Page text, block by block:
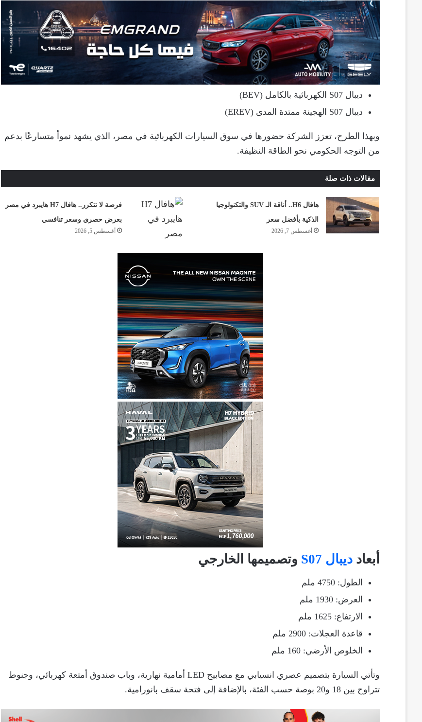
ديبال S07 الكهربائية بالكامل (BEV)
ديبال S07 الهجينة ممتدة المدى (EREV)
وبهذا الطرح، تعزز الشركة حضورها في سوق السيارات الكهربائية في مصر، الذي يشهد نمواً متسارعًا بدعم
من التوجه الحكومي نحو الطاقة النظيفة.
مقالات ذات صلة
هافال H6.. أناقة الـ SUV والتكنولوجيا
الذكية بأفضل سعر
أغسطس 7, 2026
فرصة لا تتكرر.. هافال H7 هايبرد في مصر
بعرض حصري وسعر تنافسي
أغسطس 5, 2026
أبعاد ديبال S07 وتصميمها الخارجي
الطول: 4750 ملم
العرض: 1930 ملم
الارتفاع: 1625 ملم
قاعدة العجلات: 2900 ملم
الخلوص الأرضي: 160 ملم
وتأتي السيارة بتصميم عصري انسيابي مع مصابيح LED أمامية نهارية، وباب صندوق أمتعة كهربائي، وجنوط
تتراوح بين 18 و20 بوصة حسب الفئة، بالإضافة إلى فتحة سقف بانورامية.